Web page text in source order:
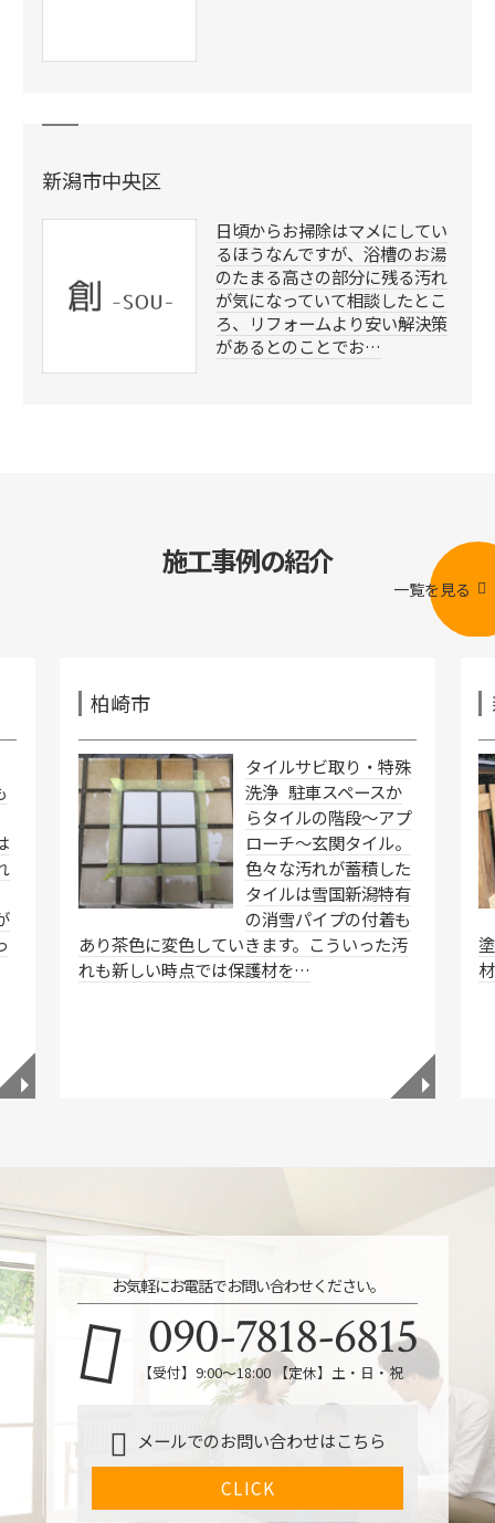
新潟市中央区
日頃からお掃除はマメにしてい
るほうなんですが、浴槽のお湯
のたまる高さの部分に残る汚れ
が気になっていて相談したとこ
ろ、リフォームより安い解決策
があるとのことでお…
施工事例の紹介
一覧を見る
◥
柏崎市
タイルサビ取り・特殊
洗浄 駐車スペースか
らタイルの階段～アプ
ローチ～玄関タイル。
色々な汚れが蓄積した
タイルは雪国新潟特有
の消雪パイプの付着も
あり茶色に変色していきます。こういった汚
れも新しい時点では保護材を…
◥
お気軽にお電話でお問い合わせください。
090-7818-6815
【受付】9:00～18:00 【定休】土・日・祝
メールでのお問い合わせはこちら
CLICK